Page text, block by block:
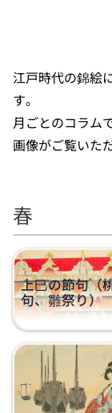
江戸時代の錦絵
す。
月ごとのコラム
画像がご覧いた
春
上巳の節句（
句、雛祭り）